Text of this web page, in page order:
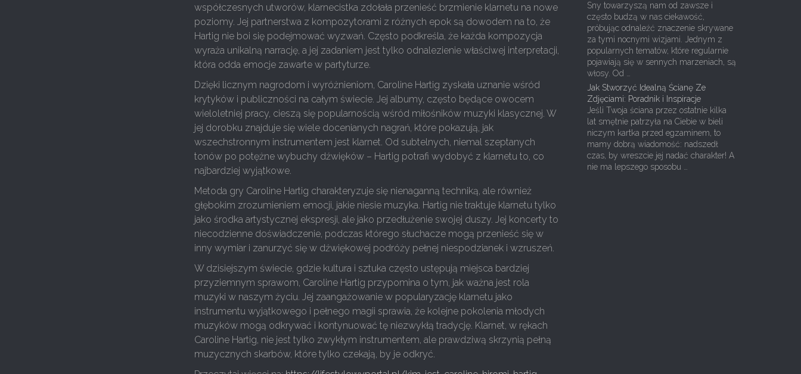
współczesnych utworów, klarnecistka zdołała przenieść brzmienie klarnetu na nowe
poziomy. Jej partnerstwa z kompozytorami z różnych epok są dowodem na to, że
Hartig nie boi się podejmować wyzwań. Często podkreśla, że każda kompozycja
wyraża unikalną narrację, a jej zadaniem jest tylko odnalezienie właściwej interpretacji,
która odda emocje zawarte w partyturze.
Dzięki licznym nagrodom i wyróżnieniom, Caroline Hartig zyskała uznanie wśród
krytyków i publiczności na całym świecie. Jej albumy, często będące owocem
wieloletniej pracy, cieszą się popularnością wśród miłośników muzyki klasycznej. W
jej dorobku znajduje się wiele docenianych nagrań, które pokazują, jak
wszechstronnym instrumentem jest klarnet. Od subtelnych, niemal szeptanych
tonów po potężne wybuchy dźwięków – Hartig potrafi wydobyć z klarnetu to, co
najbardziej wyjątkowe.
Metoda gry Caroline Hartig charakteryzuje się nienaganną techniką, ale również
głębokim zrozumieniem emocji, jakie niesie muzyka. Hartig nie traktuje klarnetu tylko
jako środka artystycznej ekspresji, ale jako przedłużenie swojej duszy. Jej koncerty to
niecodzienne doświadczenie, podczas którego słuchacze mogą przenieść się w
inny wymiar i zanurzyć się w dźwiękowej podróży pełnej niespodzianek i wzruszeń.
W dzisiejszym świecie, gdzie kultura i sztuka często ustępują miejsca bardziej
przyziemnym sprawom, Caroline Hartig przypomina o tym, jak ważna jest rola
muzyki w naszym życiu. Jej zaangażowanie w popularyzację klarnetu jako
instrumentu wyjątkowego i pełnego magii sprawia, że kolejne pokolenia młodych
muzyków mogą odkrywać i kontynuować tę niezwykłą tradycję. Klarnet, w rękach
Caroline Hartig, nie jest tylko zwykłym instrumentem, ale prawdziwą skrzynią pełną
muzycznych skarbów, które tylko czekają, by je odkryć.
Sny towarzyszą nam od zawsze i
często budzą w nas ciekawość,
próbując odnaleźć znaczenie skrywane
za tymi nocnymi wizjami. Jednym z
popularnych tematów, które regularnie
pojawiają się w sennych marzeniach, są
włosy. Od …
Jak Stworzyć Idealną Ścianę Ze
Zdjęciami: Poradnik i Inspiracje
Jeśli Twoja ściana przez ostatnie kilka
lat smętnie patrzyła na Ciebie w bieli
niczym kartka przed egzaminem, to
mamy dobrą wiadomość: nadszedł
czas, by wreszcie jej nadać charakter! A
nie ma lepszego sposobu …